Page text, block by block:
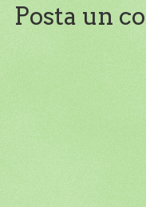
Posta un